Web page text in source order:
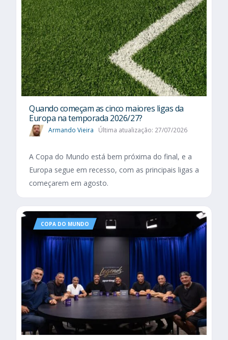
Quando começam as cinco maiores ligas da
Europa na temporada 2026/27?
Armando Vieira Última atualização: 27/07/2026
A Copa do Mundo está bem próxima do final, e a
Europa segue em recesso, com as principais ligas a
começarem em agosto.
COPA DO MUNDO